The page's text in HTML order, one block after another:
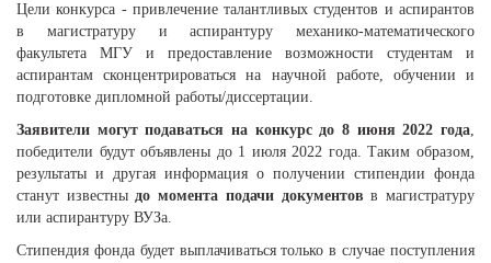
Цели конкурса - привлечение талантливых студентов и аспирантов
в магистратуру и аспирантуру механико-математического
факультета МГУ и предоставление возможности студентам и
аспирантам сконцентрироваться на научной работе, обучении и
подготовке дипломной работы/диссертации.
Заявители могут подаваться на конкурс до 8 июня 2022 года,
победители будут объявлены до 1 июля 2022 года. Таким образом,
результаты и другая информация о получении стипендии фонда
станут известныдо момента подачи документовв магистратуру
или аспирантуру ВУЗа.
Стипендия фонда будет выплачиваться только в случае поступления